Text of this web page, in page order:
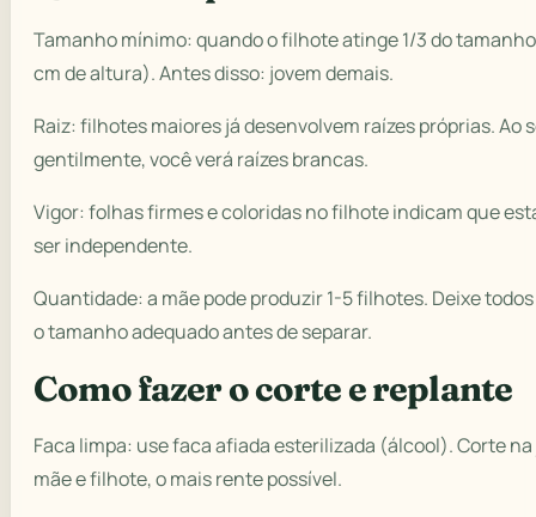
Tamanho mínimo: quando o filhote atinge 1/3 do
cm de altura). Antes disso: jovem demais.
Raiz: filhotes maiores já desenvolvem raízes próprias. Ao
gentilmente, você verá raízes brancas.
Vigor: folhas firmes e coloridas no filhote indicam que
ser independente.
Quantidade: a mãe pode produzir 1-5 filhotes. Deixe
o tamanho adequado antes de separar.
Como fazer o corte e replante
Faca limpa: use faca afiada esterilizada (álcool). Corte
mãe e filhote, o mais rente possível.